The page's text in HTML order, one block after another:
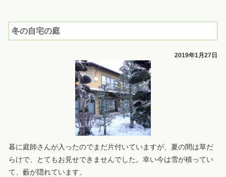
冬の自宅の庭
2019年1月27日
暮に庭師さんが入ったのでまだ片付いていますが、夏の間は草だ
らけで、とてもお見せできませんでした。幸い今は雪が積ってい
て、藪が隠れています。